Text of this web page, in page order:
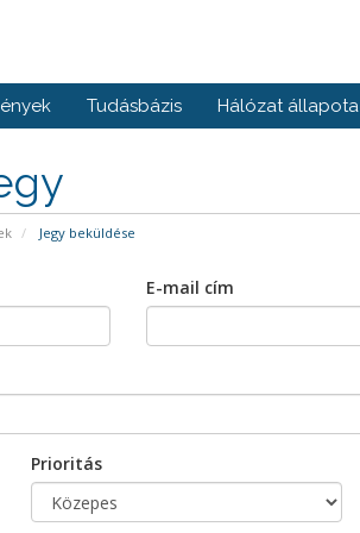
Tudásbázis Hálózat állapota
Jegy beküldése
E-mail cím
Prioritás